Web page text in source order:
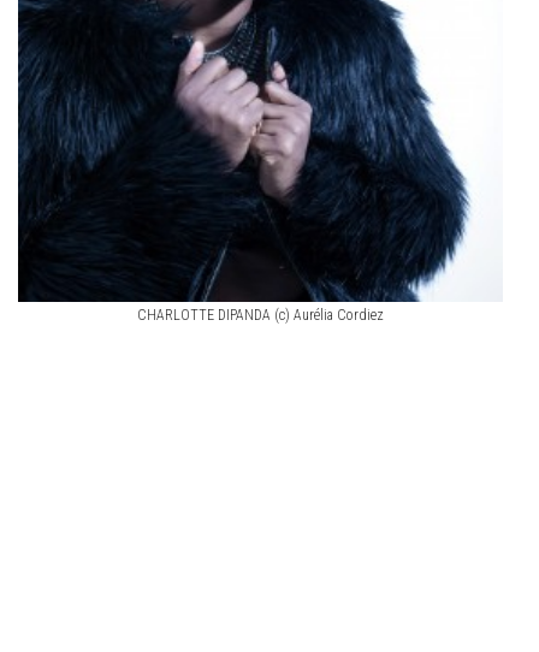
CHARLOTTE DIPANDA (c) Aurélia Cordiez